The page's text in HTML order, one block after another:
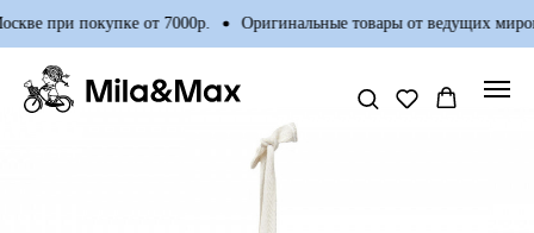
при покупке от 7000р. Оригинальные товары от ведущих